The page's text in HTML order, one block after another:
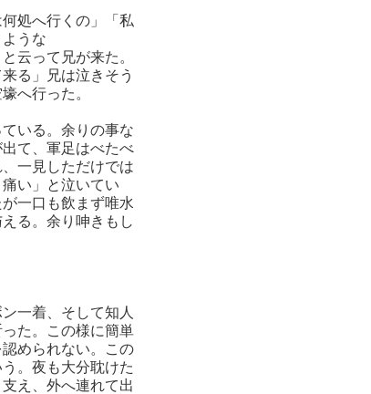
処へ行くの」「私
うな
云って兄が来た。
る」兄は泣きそう
へ行った。
いる。余りの事な
て、軍足はべたべ
一見しただけでは
い」と泣いてい
一口も飲まず唯水
る。余り呻きもし
一着、そして知人
た。この様に簡単
められない。この
。夜も大分耽けた
え、外へ連れて出